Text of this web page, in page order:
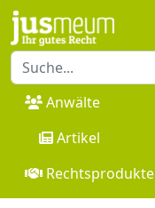
Anwälte
Artikel
Rechtsprodukte